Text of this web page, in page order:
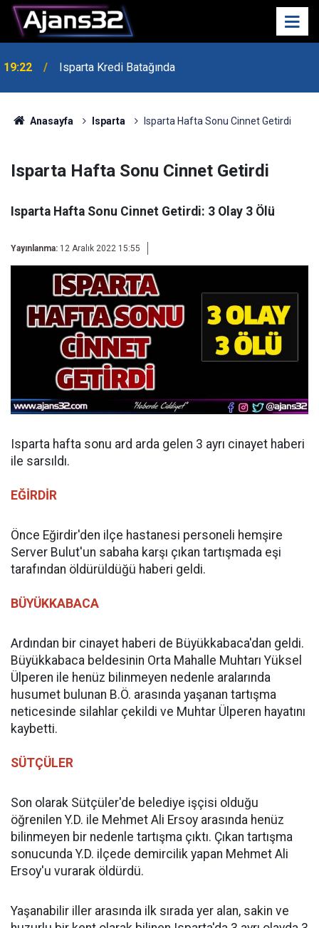
19:22 Isparta Kredi Batağında
Anasayfa Isparta Isparta Hafta Sonu Cinnet Getirdi
Isparta Hafta Sonu Cinnet Getirdi
Isparta Hafta Sonu Cinnet Getirdi: 3 Olay 3 Ölü
Yayınlanma: 12 Aralık 2022 15:55
Isparta hafta sonu ard arda gelen 3 ayrı cinayet haberi
ile sarsıldı.
EĞİRDİR
Önce Eğirdir'den ilçe hastanesi personeli hemşire
Server Bulut'un sabaha karşı çıkan tartışmada eşi
tarafından öldürüldüğü haberi geldi.
BÜYÜKKABACA
Ardından bir cinayet haberi de Büyükkabaca'dan geldi.
Büyükkabaca beldesinin Orta Mahalle Muhtarı Yüksel
Ülperen ile henüz bilinmeyen nedenle aralarında
husumet bulunan B.Ö. arasında yaşanan tartışma
neticesinde silahlar çekildi ve Muhtar Ülperen hayatını
kaybetti.
SÜTÇÜLER
Son olarak Sütçüler'de belediye işçisi olduğu
öğrenilen Y.D. ile Mehmet Ali Ersoy arasında henüz
bilinmeyen bir nedenle tartışma çıktı. Çıkan tartışma
sonucunda Y.D. ilçede demircilik yapan Mehmet Ali
Ersoy'u vurarak öldürdü.
Yaşanabilir iller arasında ilk sırada yer alan, sakin ve